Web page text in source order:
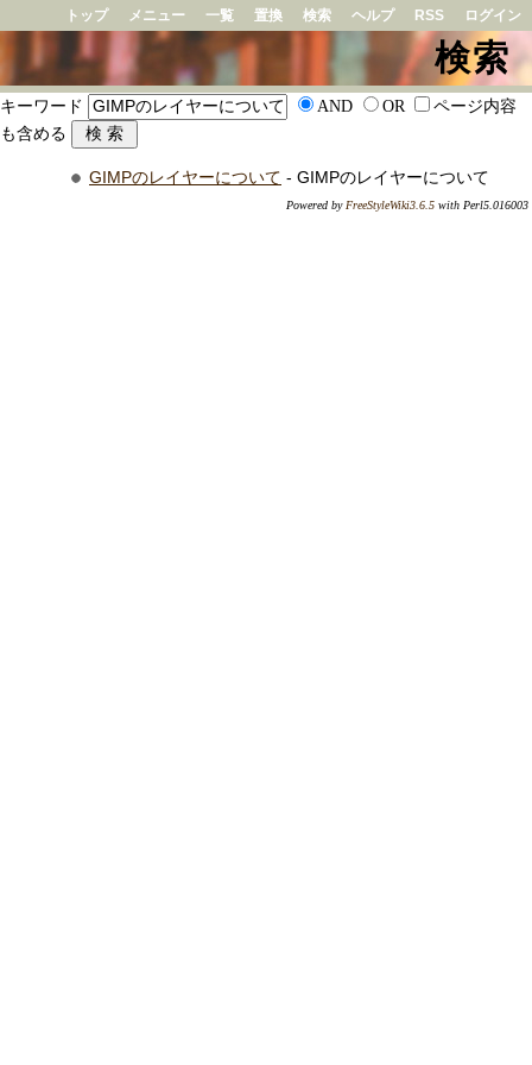
トップ メニュー 一覧 置換 検索 ヘルプ RSS ログイン
検索
キーワード AND OR
ページ内容
も含める
GIMPのレイヤーについて - GIMPのレイヤーについて
Powered by FreeStyleWiki3.6.5 with Perl5.016003